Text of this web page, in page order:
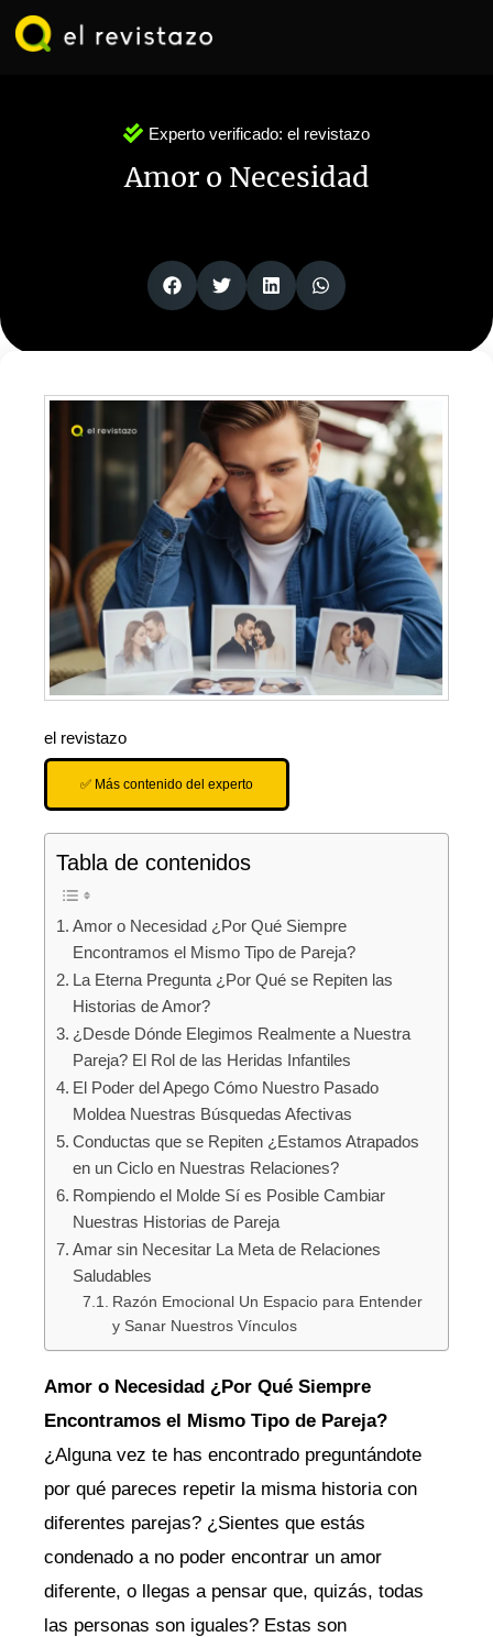
Experto verificado: el revistazo
Amor o Necesidad
el revistazo
✅ Más contenido del experto
Tabla de contenidos
Amor o Necesidad ¿Por Qué Siempre
Encontramos el Mismo Tipo de Pareja?
La Eterna Pregunta ¿Por Qué se Repiten las
Historias de Amor?
¿Desde Dónde Elegimos Realmente a Nuestra
Pareja? El Rol de las Heridas Infantiles
El Poder del Apego Cómo Nuestro Pasado
Moldea Nuestras Búsquedas Afectivas
Conductas que se Repiten ¿Estamos Atrapados
en un Ciclo en Nuestras Relaciones?
Rompiendo el Molde Sí es Posible Cambiar
Nuestras Historias de Pareja
Amar sin Necesitar La Meta de Relaciones
Saludables
Razón Emocional Un Espacio para Entender
y Sanar Nuestros Vínculos
Amor o Necesidad ¿Por Qué Siempre
Encontramos el Mismo Tipo de Pareja?
¿Alguna vez te has encontrado preguntándote
por qué pareces repetir la misma historia con
diferentes parejas? ¿Sientes que estás
condenado a no poder encontrar un amor
diferente, o llegas a pensar que, quizás, todas
las personas son iguales? Estas son